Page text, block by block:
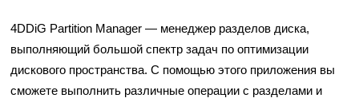
4DDiG Partition Manager — менеджер разделов диска,
выполняющий большой спектр задач по оптимизации
дискового пространства. С помощью этого приложения вы
сможете выполнить различные операции с разделами и